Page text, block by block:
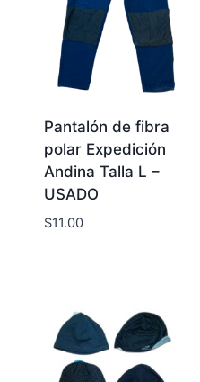
Pantalón de fibra
polar Expedición
Andina Talla L –
USADO
$11.00